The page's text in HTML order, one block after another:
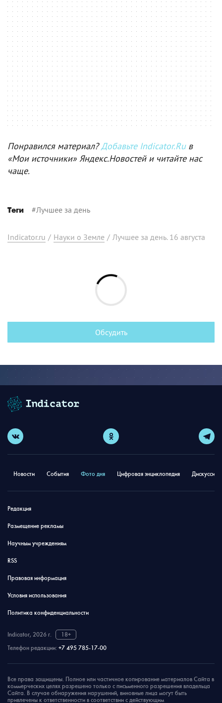
Понравился материал?Добавьте Indicator.Ruв
«Мои источники» Яндекс.Новостей и читайте нас
чаще.
Теги #Лучшее за день
Indicator.ru / Науки о Земле / Лучшее за день. 16 августа
Обсудить
Новости События Фото дня Цифровая энциклопедия
Редакция
Размещение рекламы
Научным учреждениям
RSS
Правовая информация
Условия использования
Политика конфиденциальности
Indicator, 2026 г.
18+
Телефон редакции: +7 495 785-17-00
Все права защищены. Полное или частичное копирование материалов Сайта в
коммерческих целях разрешено только с письменного разрешения владельца
Сайта. В случае обнаружения нарушений, виновные лица могут быть
привлечены к ответственности в соответствии с действующим